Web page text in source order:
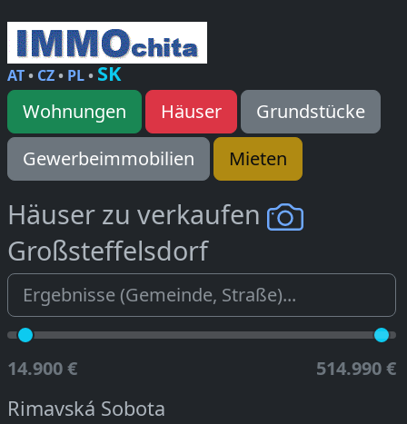
AT• CZ• PL• SK
Wohnungen Häuser
Grundstücke
Gewerbeimmobilien
Mieten
Häuser zu verkaufen
Großsteffelsdorf
14.900 € 514.990 €
Rimavská Sobota